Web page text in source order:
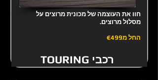
חוו את העוצמה של מכונית מרוצים על
מסלול מרוצים.
החל מ€499
TOURING רכבי